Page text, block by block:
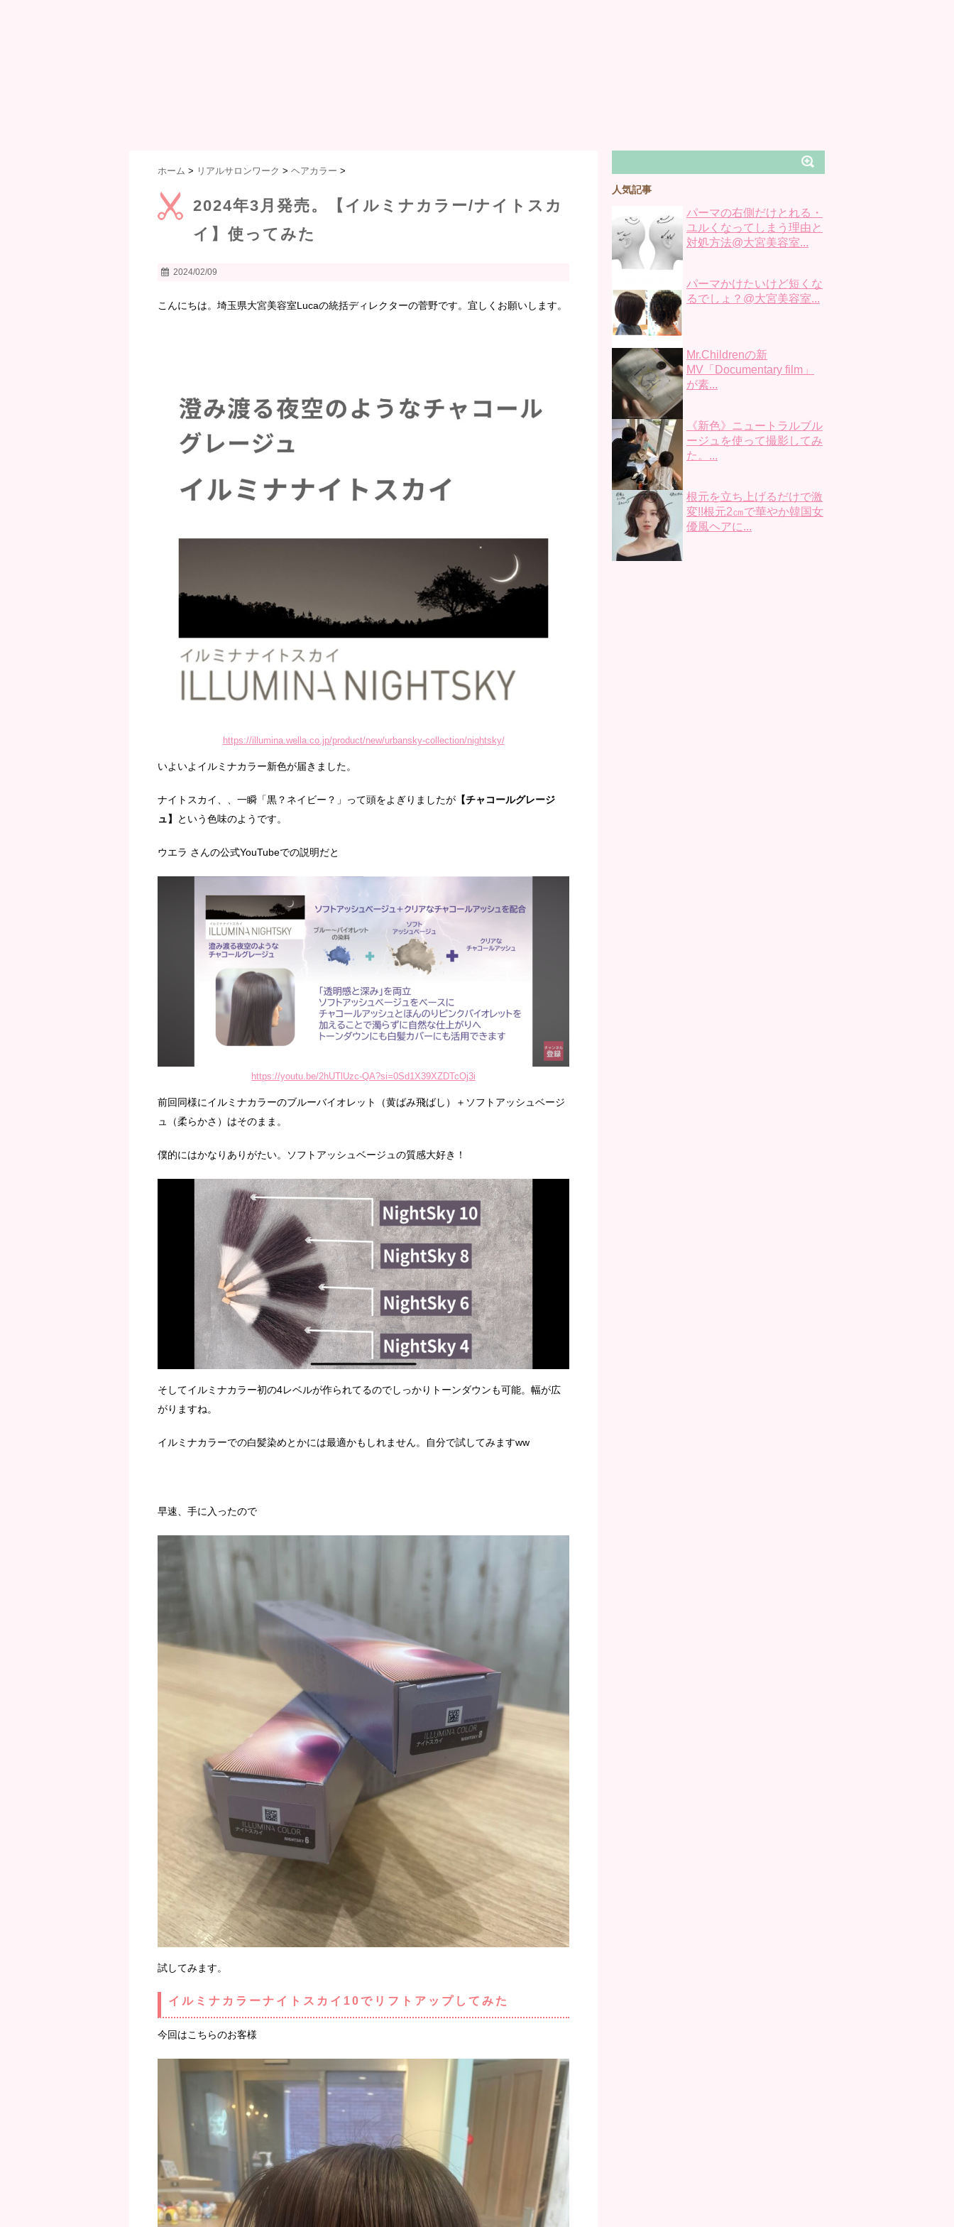
ホーム > リアルサロンワーク > ヘアカラー >
2024年3月発売。【イルミナカラー/ナイトスカ
イ】使ってみた
2024/02/09
こんにちは。埼玉県大宮美容室Lucaの統括ディレクターの菅野です。宜しくお願いします。
https://illumina.wella.co.jp/product/new/urbansky-collection/nightsky/
いよいよイルミナカラー新色が届きました。
ナイトスカイ、、一瞬「黒？ネイビー？」って頭をよぎりましたが 【チャコールグレージ
ュ】
という色味のようです。
ウエラ さんの公式YouTubeでの説明だと
https://youtu.be/2hUTlUzc-QA?si=0Sd1X39XZDTcOj3i
前回同様にイルミナカラーのブルーバイオレット（黄ばみ飛ばし）＋ソフトアッシュベージ
ュ（柔らかさ）はそのまま。
僕的にはかなりありがたい。ソフトアッシュベージュの質感大好き！
そしてイルミナカラー初の4レベルが作られてるのでしっかりトーンダウンも可能。幅が広
がりますね。
イルミナカラーでの白髪染めとかには最適かもしれません。自分で試してみますww
早速、手に入ったので
試してみます。
イルミナカラーナイトスカイ10でリフトアップしてみた
今回はこちらのお客様
人気記事
パーマの右側だけとれる・
ユルくなってしまう理由と
対処方法@大宮美容室...
パーマかけたいけど短くな
るでしょ？@大宮美容室...
Mr.Childrenの新
MV「Documentary film」
が素...
《新色》ニュートラルブル
ージュを使って撮影してみ
た。...
根元を立ち上げるだけで激
変!!根元2㎝で華やか韓国女
優風ヘアに...